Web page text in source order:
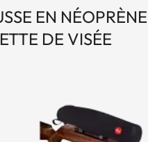
EN
DE VISÉE